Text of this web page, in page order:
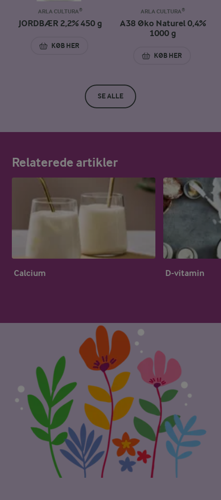
ARLA CULTURA®
JORDBÆR 2,2% 450 g
KØB HER
JORDBÆR 2,2% 450 G
ARLA CULTURA®
A38 Øko Naturel 0,4%
1000 g
KØB HER
A38 ØKO
SE ALLE
Relaterede artikler
Calcium D-vitamin